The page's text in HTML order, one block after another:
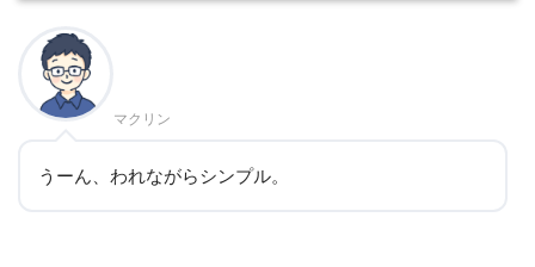
マクリン
うーん、われながらシンプル。